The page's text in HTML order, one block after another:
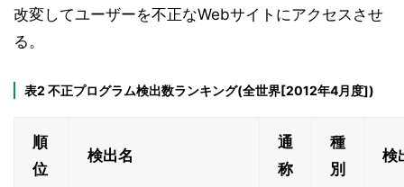
改変してユーザーを不正なWebサイトにアクセスさせ
る。
表2 不正プログラム検出数ランキング(全世界[2012年4月度])
順
位
検出名
通
称
種
別
検